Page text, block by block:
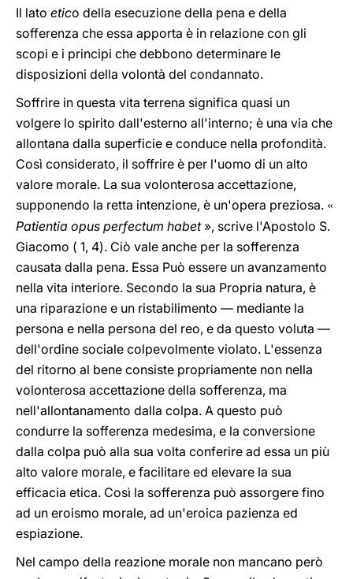
Il lato etico della esecuzione della pena e della
sofferenza che essa apporta è in relazione con gli
scopi e i principi che debbono determinare le
disposizioni della volontà del condannato.
Soffrire in questa vita terrena significa quasi un
volgere lo spirito dall'esterno all'interno; è una via che
allontana dalla superficie e conduce nella profondità.
Così considerato, il soffrire è per l'uomo di un alto
valore morale. La sua volonterosa accettazione,
supponendo la retta intenzione, è un'opera preziosa. «
Patientia opus perfectum habet», scrive l'Apostolo S.
Giacomo ( 1, 4). Ciò vale anche per la sofferenza
causata dalla pena. Essa Può essere un avanzamento
nella vita interiore. Secondo la sua Propria natura, è
una riparazione e un ristabilimento — mediante la
persona e nella persona del reo, e da questo voluta —
dell'ordine sociale colpevolmente violato. L'essenza
del ritorno al bene consiste propriamente non nella
volonterosa accettazione della sofferenza, ma
nell'allontanamento dalla colpa. A questo può
condurre la sofferenza medesima, e la conversione
dalla colpa può alla sua volta conferire ad essa un più
alto valore morale, e facilitare ed elevare la sua
efficacia etica. Così la sofferenza può assorgere fino
ad un eroismo morale, ad un'eroica pazienza ed
espiazione.
Nel campo della reazione morale non mancano però